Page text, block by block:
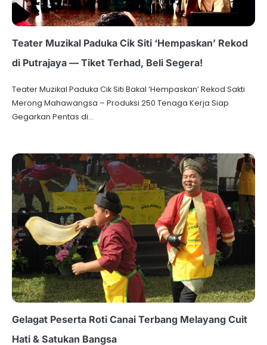
Teater Muzikal Paduka Cik Siti ‘Hempaskan’ Rekod
di Putrajaya — Tiket Terhad, Beli Segera!
Teater Muzikal Paduka Cik Siti Bakal ‘Hempaskan’ Rekod Sakti
Merong Mahawangsa – Produksi 250 Tenaga Kerja Siap
Gegarkan Pentas di…
Gelagat Peserta Roti Canai Terbang Melayang Cuit
Hati & Satukan Bangsa